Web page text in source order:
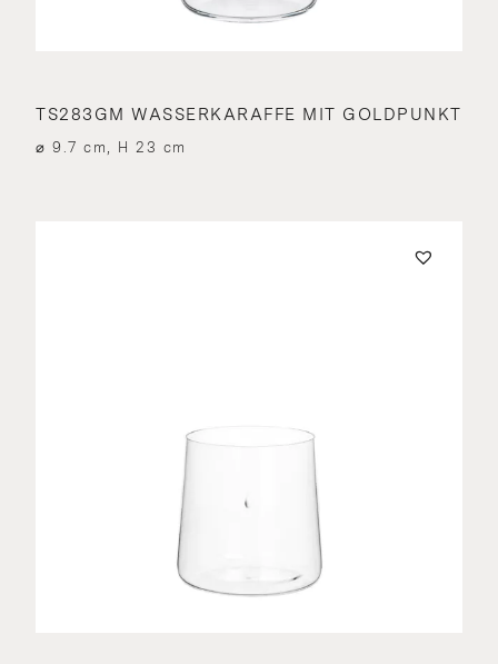
TS283GM WASSERKARAFFE MIT GOLDPUNKT
⌀ 9.7 cm, H 23 cm